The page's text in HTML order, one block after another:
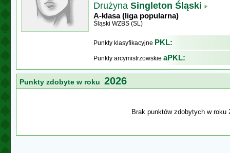
Drużyna Singleton Śląski
A-klasa (liga popularna)
Śląski WZBS (SL)
Punkty klasyfikacyjne PKL:
Punkty arcymistrzowskie aPKL:
Punkty zdobyte w roku 2026
Brak punktów zdobytych w roku